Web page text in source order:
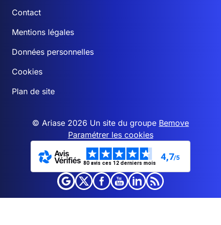
Contact
Mentions légales
Données personnelles
Cookies
Plan de site
© Ariase 2026 Un site du groupe Bemove
Paramétrer les cookies
80 avis ces 12 derniers mois
4,7/5